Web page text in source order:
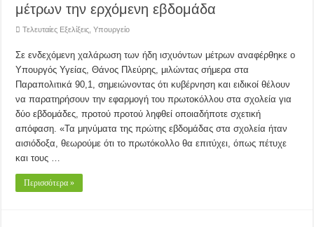
μέτρων την ερχόμενη εβδομάδα
Τελευταίες Εξελίξεις ,Υπουργείο
Σε ενδεχόμενη χαλάρωση των ήδη ισχυόντων μέτρων αναφέρθηκε ο
Υπουργός Υγείας, Θάνος Πλεύρης, μιλώντας σήμερα στα
Παραπολιτικά 90,1, σημειώνοντας ότι κυβέρνηση και ειδικοί θέλουν
να παρατηρήσουν την εφαρμογή του πρωτοκόλλου στα σχολεία για
δύο εβδομάδες, προτού προτού ληφθεί οποιαδήποτε σχετική
απόφαση. «Τα μηνύματα της πρώτης εβδομάδας στα σχολεία ήταν
αισιόδοξα, θεωρούμε ότι το πρωτόκολλο θα επιτύχει, όπως πέτυχε
και τους …
Περισσότερα »